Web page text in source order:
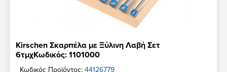
Kirschen Σκαρπέλα με Ξύλινη Λαβή Σετ
6τμχΚωδικός: 1101000
Κωδικός Προϊόντος: 44126779